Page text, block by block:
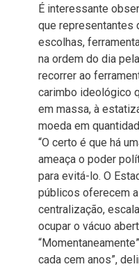
É interessante
que representantes
escolhas,
na ordem do dia
recorrer ao
carimbo ideológico
em massa, à
moeda em
“O certo é que há
ameaça o poder
para evitá-lo. O
públicos oferecem
centralização,
ocupar o vácuo
cada cem anos”,